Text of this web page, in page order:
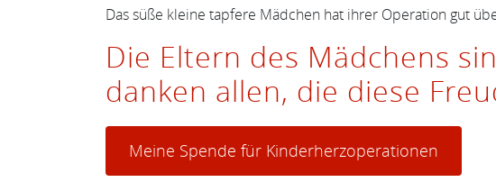
Das süße kleine tapfere Mädchen hat ihrer Operation gut
Die Eltern des Mädchens
danken allen, die diese
Meine Spende für Kinderherzoperationen